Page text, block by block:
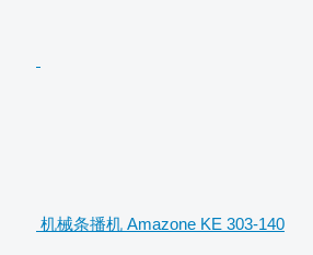
机械条播机 Amazone KE 303-140